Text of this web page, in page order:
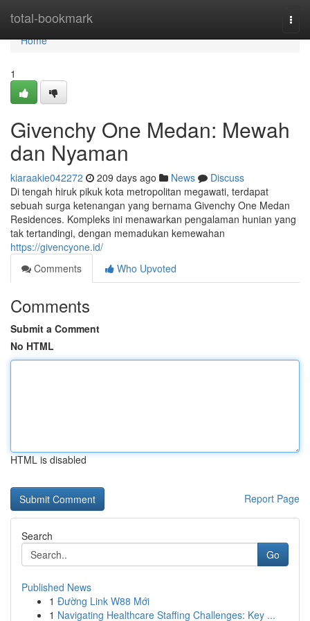
total-bookmark
Home
Home
1
Givenchy One Medan: Mewah
dan Nyaman
kiaraakie042272 209 days ago News
Discuss
Di tengah hiruk pikuk kota metropolitan megawati, terdapat
sebuah surga ketenangan yang bernama Givenchy One Medan
Residences. Kompleks ini menawarkan pengalaman hunian yang
tak tertandingi, dengan memadukan kemewahan
https://givencyone.id/
Comments
Who Upvoted
Comments
Submit a Comment
No HTML
HTML is disabled
Report Page
Search
Go
Published News
1 Đường Link W88 Mới
1 Navigating Healthcare Staffing Challenges: Key ...